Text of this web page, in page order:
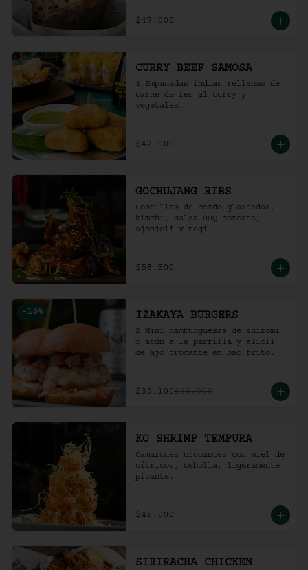
$47.000
CURRY BEEF SAMOSA
4 Empanadas indias rellenas de
carne de res al curry y
vegetales.
$42.000
GOCHUJANG RIBS
Costillas de cerdo glaseadas,
kimchi, salsa BBQ coreana,
ajonjolí y negi.
$58.500
-15 % IZAKAYA BURGERS
2 Mini hamburguesas de shiromi
o atún a la parrilla y alioli
de ajo crocante en bao frito.
$39.100$46.000
KO SHRIMP TEMPURA
Camarones crocantes con miel de
cítricos, cebolla, ligeramente
picante.
$49.000
SIRIRACHA CHICKEN